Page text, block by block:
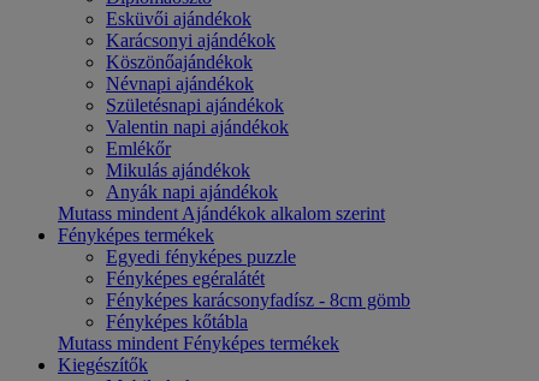
Esküvői ajándékok
Karácsonyi ajándékok
Köszönőajándékok
Névnapi ajándékok
Születésnapi ajándékok
Valentin napi ajándékok
Emlékőr
Mikulás ajándékok
Anyák napi ajándékok
Mutass mindent Ajándékok alkalom szerint
Fényképes termékek
Egyedi fényképes puzzle
Fényképes egéralátét
Fényképes karácsonyfadísz - 8cm gömb
Fényképes kőtábla
Mutass mindent Fényképes termékek
Kiegészítők